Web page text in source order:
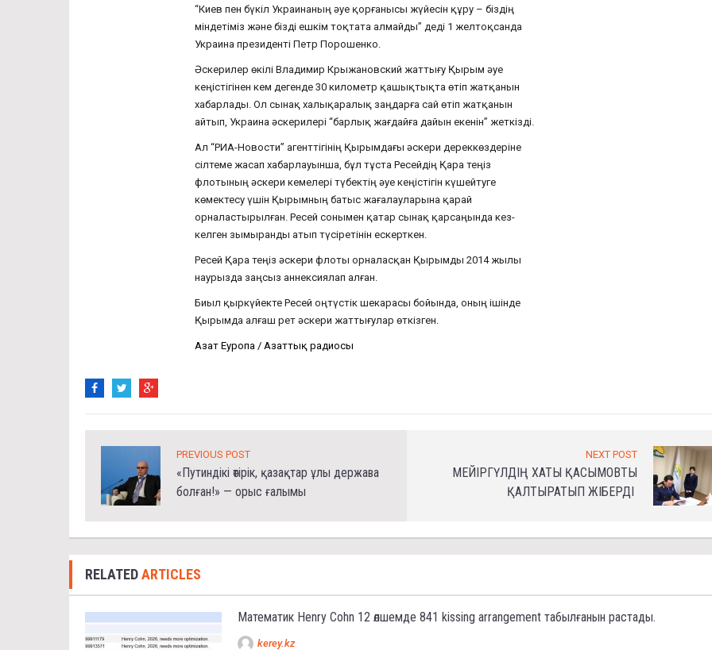
“Киев пен бүкіл Украинаның әуе қорғанысы жүйесін құру – біздің
міндетіміз және бізді ешкім тоқтата алмайды” деді 1 желтоқсанда
Украина президенті Петр Порошенко.
Әскерилер өкілі Владимир Крыжановский жаттығу Қырым әуе
кеңістігінен кем дегенде 30 километр қашықтықта өтіп жатқанын
хабарлады. Ол сынақ халықаралық заңдарға сай өтіп жатқанын
айтып, Украина әскерилері “барлық жағдайға дайын екенін” жеткізді.
Ал “РИА-Новости” агенттігінің Қырымдағы әскери дереккөздеріне
сілтеме жасап хабарлауынша, бұл тұста Ресейдің Қара теңіз
флотының әскери кемелері түбектің әуе кеңістігін күшейтуге
көмектесу үшін Қырымның батыс жағалауларына қарай
орналастырылған. Ресей сонымен қатар сынақ қарсаңында кез-
келген зымыранды атып түсіретінін ескерткен.
Ресей Қара теңіз әскери флоты орналасқан Қырымды 2014 жылы
наурызда заңсыз аннексиялап алған.
Биыл қыркүйекте Ресей оңтүстік шекарасы бойында, оның ішінде
Қырымда алғаш рет әскери жаттығулар өткізген.
Азат Еуропа / Азаттық радиосы
PREVIOUS POST
«Путиндікі өтірік, қазақтар ұлы держава
болған!» — орыс ғалымы
NEXT POST
МЕЙІРГҮЛДІҢ ХАТЫ ҚАСЫМОВТЫ
ҚАЛТЫРАТЫП ЖІБЕРДІ
RELATEDARTICLES
Математик Henry Cohn 12 өлшемде 841 kissing arrangement табылғанын растады.
kerey.kz